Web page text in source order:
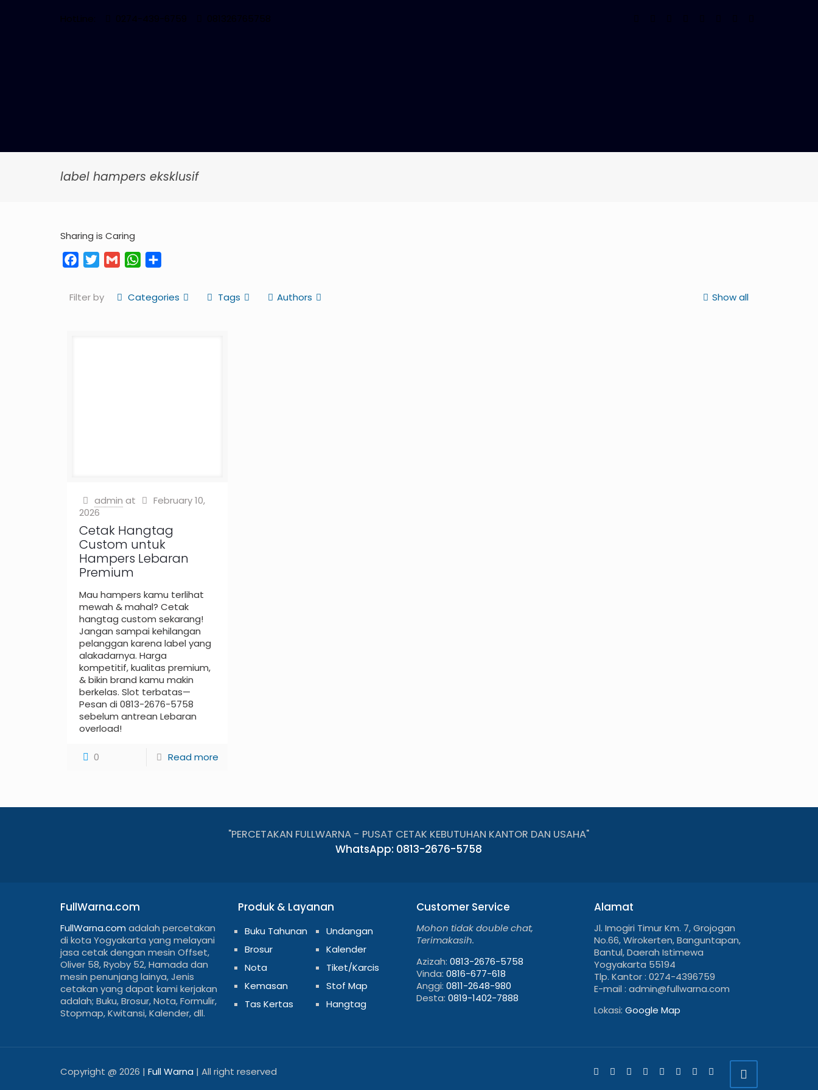
HotLine: 0274-439-6759 081326765758
label hampers eksklusif
Sharing is Caring
FacebookTwitterGmail WhatsApp
Filter by Categories Tags Authors Show all
admin at
February 10,
2026
Cetak Hangtag
Custom untuk
Hampers Lebaran
Premium
Mau hampers kamu terlihat
mewah & mahal? Cetak
hangtag custom sekarang!
Jangan sampai kehilangan
pelanggan karena label yang
alakadarnya. Harga
kompetitif, kualitas premium,
& bikin brand kamu makin
berkelas. Slot terbatas—
Pesan di 0813-2676-5758
sebelum antrean Lebaran
overload!
0 Read more
"PERCETAKAN FULLWARNA - PUSAT CETAK KEBUTUHAN KANTOR DAN USAHA"
WhatsApp: 0813-2676-5758
FullWarna.com
FullWarna.com adalah percetakan
di kota Yogyakarta yang melayani
jasa cetak dengan mesin Offset,
Oliver 58, Ryoby 52, Hamada dan
mesin penunjang lainya, Jenis
cetakan yang dapat kami kerjakan
adalah; Buku, Brosur, Nota, Formulir,
Stopmap, Kwitansi, Kalender, dll.
Produk & Layanan
Buku Tahunan
Brosur
Nota
Kemasan
Tas Kertas
Undangan
Kalender
Tiket/Karcis
Stof Map
Hangtag
Customer Service
Mohon tidak double chat,
Terimakasih.
Azizah: 0813-2676-5758
Vinda: 0816-677-618
Anggi: 0811-2648-980
Desta: 0819-1402-7888
Alamat
Jl. Imogiri Timur Km. 7, Grojogan
No.66, Wirokerten, Banguntapan,
Bantul, Daerah Istimewa
Yogyakarta 55194
Tlp. Kantor : 0274-4396759
E-mail : admin@fullwarna.com
Lokasi:Google Map
Copyright @ 2026 | Full Warna | All right reserved